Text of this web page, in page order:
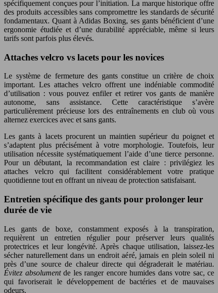
spécifiquement conçues pour l’initiation. La marque historique offre
des produits accessibles sans compromettre les standards de sécurité
fondamentaux. Quant à Adidas Boxing, ses gants bénéficient d’une
ergonomie étudiée et d’une durabilité appréciable, même si leurs
tarifs sont parfois plus élevés.
Attaches velcro vs lacets pour les novices
Le système de fermeture des gants constitue un critère de choix
important. Les attaches velcro offrent une indéniable commodité
d’utilisation : vous pouvez enfiler et retirer vos gants de manière
autonome, sans assistance. Cette caractéristique s’avère
particulièrement précieuse lors des entraînements en club où vous
alternez exercices avec et sans gants.
Les gants à lacets procurent un maintien supérieur du poignet et
s’adaptent plus précisément à votre morphologie. Toutefois, leur
utilisation nécessite systématiquement l’aide d’une tierce personne.
Pour un débutant, la recommandation est claire : privilégiez les
attaches velcro qui facilitent considérablement votre pratique
quotidienne tout en offrant un niveau de protection satisfaisant.
Entretien spécifique des gants pour prolonger leur
durée de vie
Les gants de boxe, constamment exposés à la transpiration,
requièrent un entretien régulier pour préserver leurs qualités
protectrices et leur longévité. Après chaque utilisation, laissez-les
sécher naturellement dans un endroit aéré, jamais en plein soleil ni
près d’une source de chaleur directe qui dégraderait le matériau.
Évitez absolument de les ranger encore humides dans votre sac, ce
qui favoriserait le développement de bactéries et de mauvaises
odeurs.